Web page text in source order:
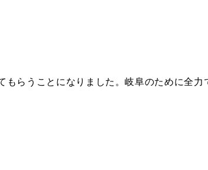
もらうことになりました。岐阜のために全